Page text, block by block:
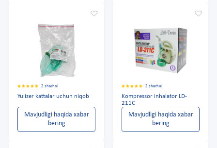
2 sharhni
Yulizer kattalar uchun niqob
Mavjudligi haqida xabar
bering
2 sharhni
Kompressor inhalator LD-
211C
Mavjudligi haqida xabar
bering